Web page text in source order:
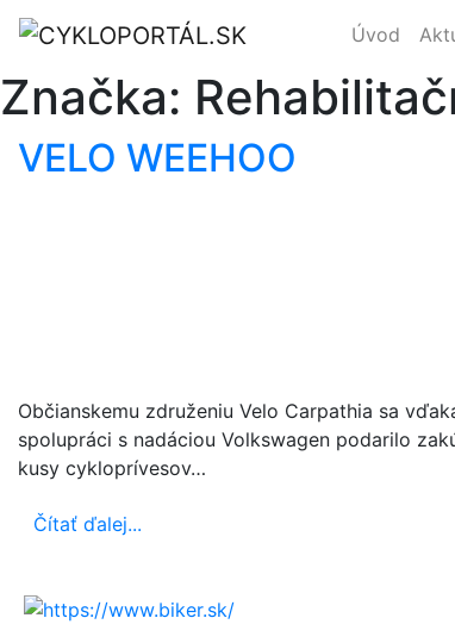
Úvod
Značka:
VELO WEEHOO
Občianskemu združeniu Velo Carpathia sa
spolupráci s nadáciou Volkswagen podarilo
kusy cykloprívesov…
Čítať ďalej...